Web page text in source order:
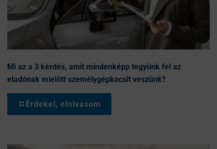
Mi az a 3 kérdés, amit mindenképp tegyünk fel az
eladónak mielőtt személygépkocsit veszünk?
Érdekel, elolvasom